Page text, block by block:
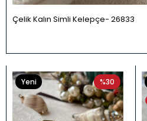
Çelik Kalın Simli Kelepçe 26833
%30
Yeni
Ürün